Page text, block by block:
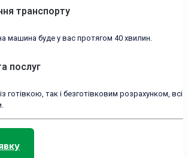
транспорту
машина буде у вас протягом 40 хвилин.
послуг
готівкою, так і безготівковим розрахунком, всі